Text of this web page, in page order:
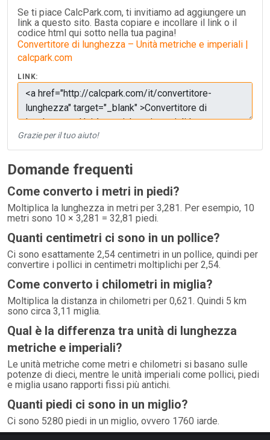
Se ti piace CalcPark.com, ti invitiamo ad aggiungere un
link a questo sito. Basta copiare e incollare il link o il
codice html qui sotto nella tua pagina!
Convertitore di lunghezza – Unità metriche e imperiali |
calcpark.com
LINK:
Grazie per il tuo aiuto!
Domande frequenti
Come converto i metri in piedi?
Moltiplica la lunghezza in metri per 3,281. Per esempio, 10
metri sono 10 × 3,281 = 32,81 piedi.
Quanti centimetri ci sono in un pollice?
Ci sono esattamente 2,54 centimetri in un pollice, quindi per
convertire i pollici in centimetri moltiplichi per 2,54.
Come converto i chilometri in miglia?
Moltiplica la distanza in chilometri per 0,621. Quindi 5 km
sono circa 3,11 miglia.
Qual è la differenza tra unità di lunghezza
metriche e imperiali?
Le unità metriche come metri e chilometri si basano sulle
potenze di dieci, mentre le unità imperiali come pollici, piedi
e miglia usano rapporti fissi più antichi.
Quanti piedi ci sono in un miglio?
Ci sono 5280 piedi in un miglio, ovvero 1760 iarde.